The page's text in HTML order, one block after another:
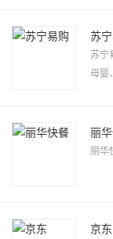
苏
苏宁
母婴
丽
丽华
京东